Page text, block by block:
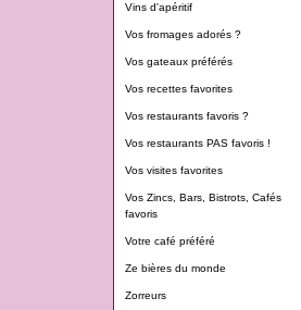
Vins d'apéritif
Vos fromages adorés ?
Vos gateaux préférés
Vos recettes favorites
Vos restaurants favoris ?
Vos restaurants PAS favoris !
Vos visites favorites
Vos Zincs, Bars, Bistrots, Cafés
favoris
Votre café préféré
Ze bières du monde
Zorreurs